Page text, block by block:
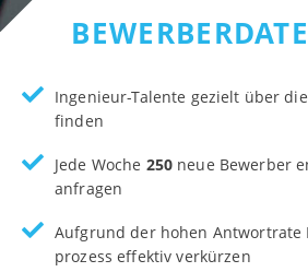
Ingenieur-Talente gezielt über
finden
Jede Woche 250neue Bewerber
anfragen
Aufgrund der hohen
prozess effektiv verkürzen